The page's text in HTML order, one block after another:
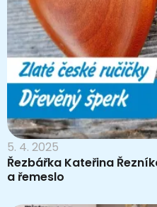
5. 4. 2025
Řezbářka Kateřina
a řemeslo